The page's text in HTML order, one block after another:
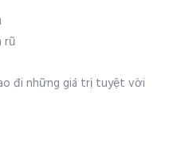
rũ
đi những giá trị tuyệt vời